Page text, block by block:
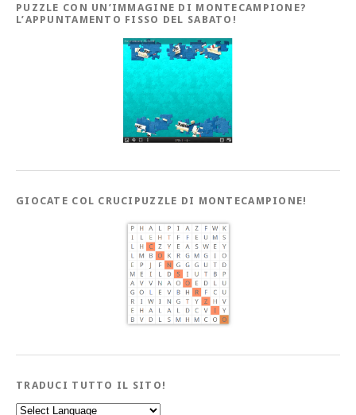
PUZZLE CON UN’IMMAGINE DI MONTECAMPIONE?
L’APPUNTAMENTO FISSO DEL SABATO!
GIOCATE COL CRUCIPUZZLE DI MONTECAMPIONE!
TRADUCI TUTTO IL SITO!